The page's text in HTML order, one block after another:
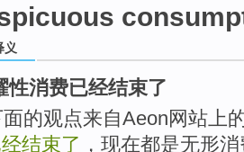
义
性消费已经结束了
面的观点来自Aeon网站上
结束了 ，现在都是无形